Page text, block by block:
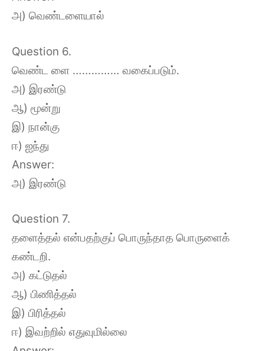
அ) வெண்டளையால்
Question 6.
வெண்ட ளை …………… வகைப்படும்.
அ) இரண்டு
ஆ) மூன்று
இ) நான்கு
ஈ) ஐந்து
Answer:
அ) இரண்டு
Question 7.
தளைத்தல் என்பதற்குப் பொருந்தாத பொருளைக்
கண்டறி.
அ) கட்டுதல்
ஆ) பிணித்தல்
இ) பிரித்தல்
ஈ) இவற்றில் எதுவுமில்லை